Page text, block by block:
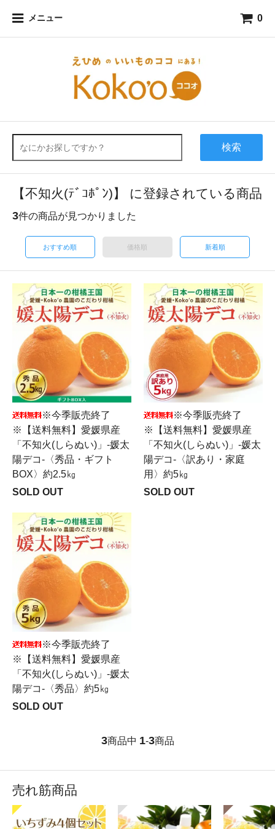
メニュー 0
検索
【不知火(ﾃﾞｺﾎﾟﾝ)】 に登録されている商品
3件の商品が見つかりました
おすすめ順 価格順 新着順
※今季販売終了
※【送料無料】愛媛県産
「不知火(しらぬい)」-媛太
陽デコ-〈秀品・ギフト
BOX〉約2.5㎏
SOLD OUT
※今季販売終了
※【送料無料】愛媛県産
「不知火(しらぬい)」-媛太
陽デコ-〈訳あり・家庭
用〉約5㎏
SOLD OUT
※今季販売終了
※【送料無料】愛媛県産
「不知火(しらぬい)」-媛太
陽デコ-〈秀品〉約5㎏
SOLD OUT
3商品中 1-3商品
売れ筋商品